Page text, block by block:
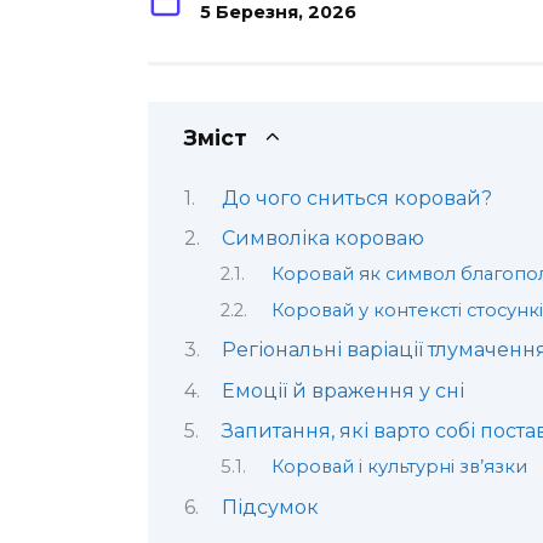
5 Березня, 2026
Зміст
До чого сниться коровай?
Символіка короваю
Коровай як символ
Коровай у контексті
Регіональні варіації
Емоції й враження у сні
Запитання, які варто собі
Коровай і культурні зв’язки
Підсумок